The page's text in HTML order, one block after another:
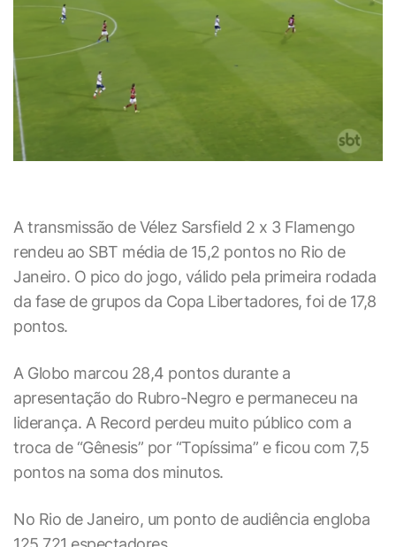
A transmissão de Vélez Sarsfield 2 x 3 Flamengo
rendeu ao SBT média de 15,2 pontos no Rio de
Janeiro. O pico do jogo, válido pela primeira rodada
da fase de grupos da Copa Libertadores, foi de 17,8
pontos.
A Globo marcou 28,4 pontos durante a
apresentação do Rubro-Negro e permaneceu na
liderança. A Record perdeu muito público com a
troca de “Gênesis” por “Topíssima” e ficou com 7,5
pontos na soma dos minutos.
No Rio de Janeiro, um ponto de audiência engloba